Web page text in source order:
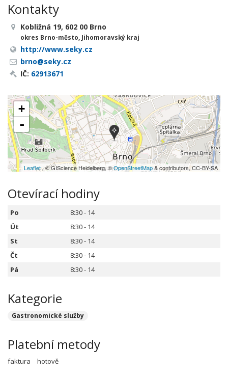
Kontakty
Kobližná 19, 602 00 Brno
okres Brno-město, Jihomoravský kraj
http://www.seky.cz
brno@seky.cz
IČ: 62913671
+
-
Leaflet| © GIScience Heidelberg, ©OpenStreetMap& contributors, CC-BY-SA
Otevírací hodiny
Po
8:30 - 14
Út
8:30 - 14
St
8:30 - 14
Čt
8:30 - 14
Pá
8:30 - 14
Kategorie
Gastronomické služby
Platební metody
faktura hotově